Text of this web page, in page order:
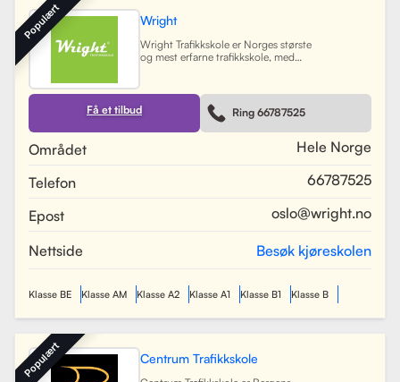
Wright
Wright Trafikkskole er Norges største
og mest erfarne trafikkskole, med
Trøndelag. Siden oppstarten har
skolen hatt som mål å tilby
profesjonell og engasjert
trafikopplæring for både
kjøretimer med all nødvendig
moderne digitale systemer for å
gjøre det enkelt for elever å booke
sine trafikklærere.
Les mer
Få et tilbud Ring 66787525
Området
Hele Norge
Telefon
66787525
Epost
oslo@wright.no
Nettside Besøk kjøreskolen
Populært
Klasse BE Klasse AM Klasse A2 Klasse A1 Klasse B1 Klasse B
Centrum Trafikkskole
Populært